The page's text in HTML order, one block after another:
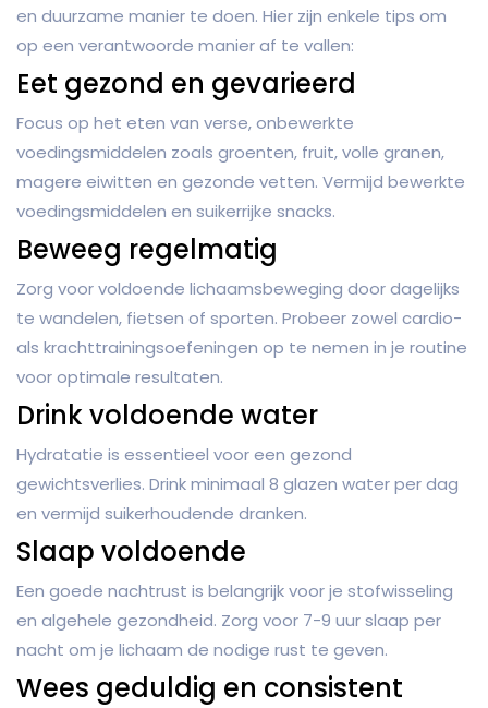
en duurzame manier te doen. Hier zijn enkele tips om
op een verantwoorde manier af te vallen:
Eet gezond en gevarieerd
Focus op het eten van verse, onbewerkte
voedingsmiddelen zoals groenten, fruit, volle granen,
magere eiwitten en gezonde vetten. Vermijd bewerkte
voedingsmiddelen en suikerrijke snacks.
Beweeg regelmatig
Zorg voor voldoende lichaamsbeweging door dagelijks
te wandelen, fietsen of sporten. Probeer zowel cardio-
als krachttrainingsoefeningen op te nemen in je routine
voor optimale resultaten.
Drink voldoende water
Hydratatie is essentieel voor een gezond
gewichtsverlies. Drink minimaal 8 glazen water per dag
en vermijd suikerhoudende dranken.
Slaap voldoende
Een goede nachtrust is belangrijk voor je stofwisseling
en algehele gezondheid. Zorg voor 7-9 uur slaap per
nacht om je lichaam de nodige rust te geven.
Wees geduldig en consistent